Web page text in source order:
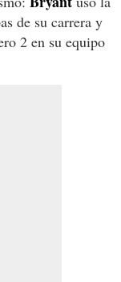
de su carrera y
2 en su equipo